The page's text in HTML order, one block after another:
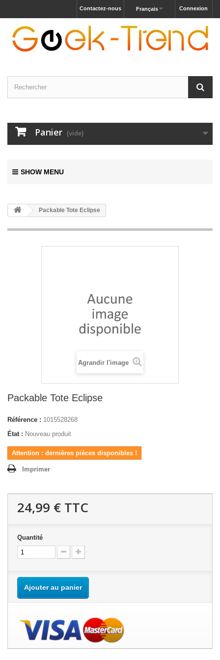
Connexion
Français
Contactez-nous
Panier (vide)
SHOW MENU
Packable Tote Eclipse
Agrandir l'image
Packable Tote Eclipse
Référence : 1015528268
État : Nouveau produit
Attention : dernières pièces disponibles !
Imprimer
24,99 € TTC
Quantité
Ajouter au panier